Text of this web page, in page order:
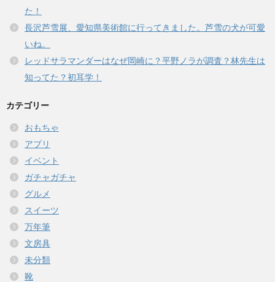
た！
長沢芦雪展、愛知県美術館に行ってきました。芦雪の犬が可愛
いね。
レッドサラマンダーはなぜ岡崎に？平野ノラが調査？林先生は
知ってた？初耳学！
カテゴリー
おもちゃ
アプリ
イベント
ガチャガチャ
グルメ
スイーツ
万年筆
文房具
未分類
靴